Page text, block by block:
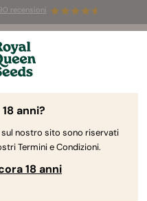
recensioni
al 50% di sconto
⏤
Per Coltivare
anni?
nostro sito sono riservati
Termini e Condizioni.
18 anni